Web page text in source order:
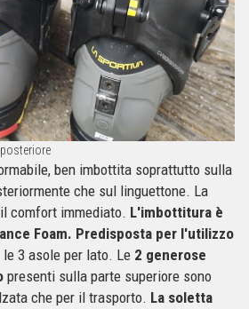
posteriore
ben imbottita soprattutto sulla
che sul linguettone. La
comfort immediato. L'imbottitura è
Foam. Predisposta per l'utilizzo
3 asole per lato. Le 2 generose
presenti sulla parte superiore sono
che per il trasporto. La soletta